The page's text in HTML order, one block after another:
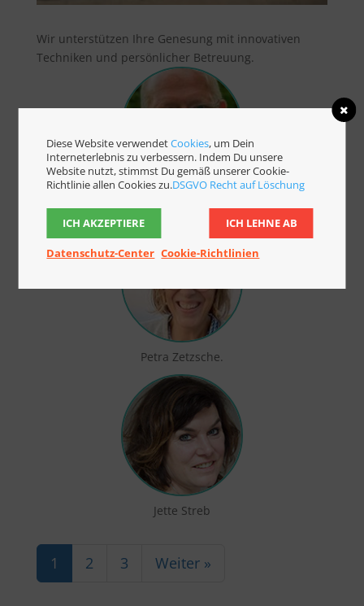
Wir unterstützen Ihre Genesung mit innovativen
Techniken und persönlicher Betreuung.
Petra Zetzsche.
Jette Streb
1 2 3 Weiter »
Diese Website verwendetCookies, um Dein
Interneterlebnis zu verbessern. Indem Du unsere
Website nutzt, stimmst Du gemäß unserer Cookie-
Richtlinie allen Cookies zu.DSGVO Recht auf Löschung
ICH AKZEPTIERE ICH LEHNE AB
Datenschutz-Center Cookie-Richtlinien